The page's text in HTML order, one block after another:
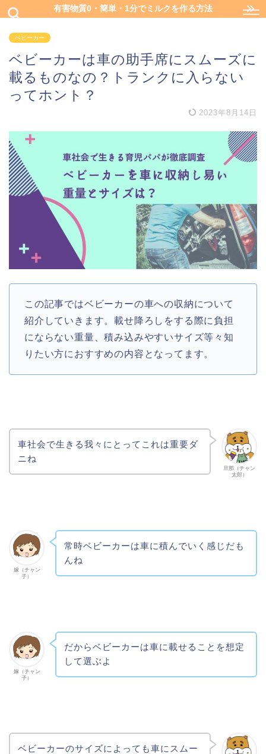
有害物質0・簡単・1分でミルクを作る方法
ベビーカー
ベビーカーは車の助手席にスムーズに
載るものなの？トランクに入らない
ってホント？
2023年8月14日
この記事ではベビーカーの車への収納について
紹介していきます。載せ降ろしをする際に負担
にならない重量、積み込みやすいサイズ等々知
りたい方におすすめの内容となってます。
旦那（チャン
太郎）
車社会で生きる我々にとってこれは重要ダ
ニね
嫁（チャン
子）
常時ベビーカーは車に積んでいく感じだも
んね
嫁（チャン
子）
だからベビーカーは車に載せることを想定
して選ぶよ
ベビーカーのサイズによっても車にスムー